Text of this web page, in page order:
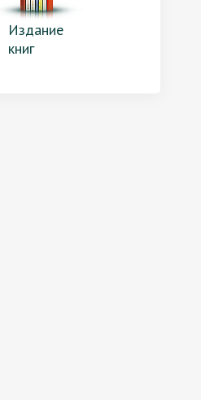
Издание
книг